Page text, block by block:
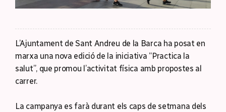
L’Ajuntament de Sant Andreu de la Barca ha posat en
marxa una nova edició de la iniciativa “Practica la
salut”, que promou l’activitat física amb propostes al
carrer.
La campanya es farà durant els caps de setmana dels